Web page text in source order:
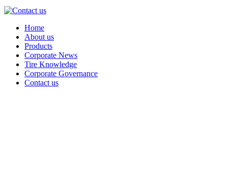
Contact
Home
About us
Products
Corporate News
Tire Knowledge
Corporate Governance
Contact us